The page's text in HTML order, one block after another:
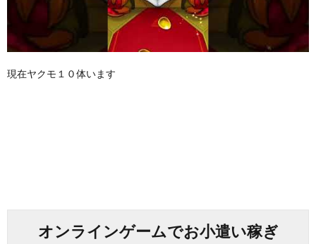
現在ヤクモ１０体います
オンラインゲームでお小遣い稼ぎ